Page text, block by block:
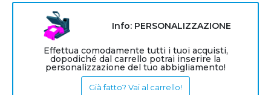
Info: PERSONALIZZAZIONE
Effettua comodamente tutti i tuoi acquisti,
dopodiché dal carrello potrai inserire la
personalizzazione del tuo abbigliamento!
Già fatto? Vai al carrello!